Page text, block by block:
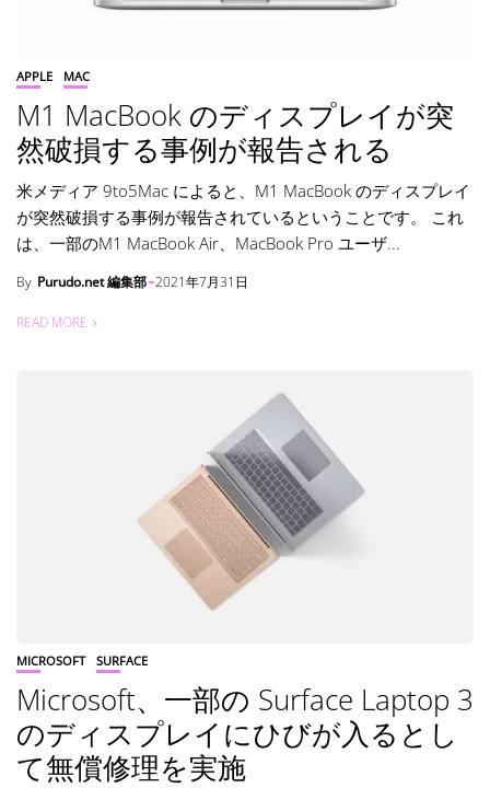
APPLE MAC
M1 MacBook のディスプレイが突
然破損する事例が報告される
米メディア 9to5Mac によると、M1 MacBook のディスプレイ
が突然破損する事例が報告されているということです。 これ
は、一部のM1 MacBook Air、MacBook Pro ユーザ...
By Purudo.net 編集部 2021年7月31日
READ MORE
MICROSOFT SURFACE
Microsoft、一部の Surface Laptop 3
のディスプレイにひびが入るとし
て無償修理を実施